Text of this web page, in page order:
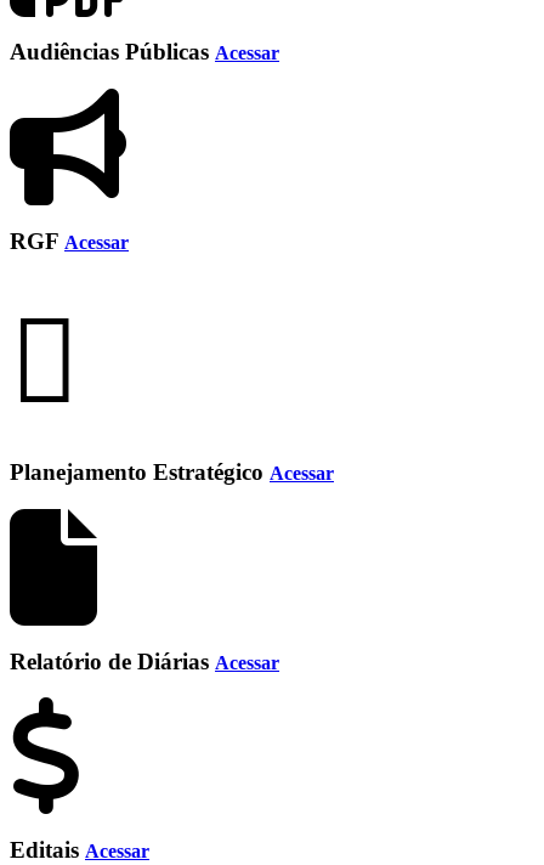
Audiências Públicas Acessar
RGF Acessar
Planejamento Estratégico Acessar
Relatório de Diárias Acessar
Editais Acessar